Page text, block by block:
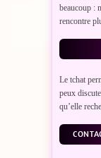
beaucoup :
rencontre
Le tchat
peux
qu’elle